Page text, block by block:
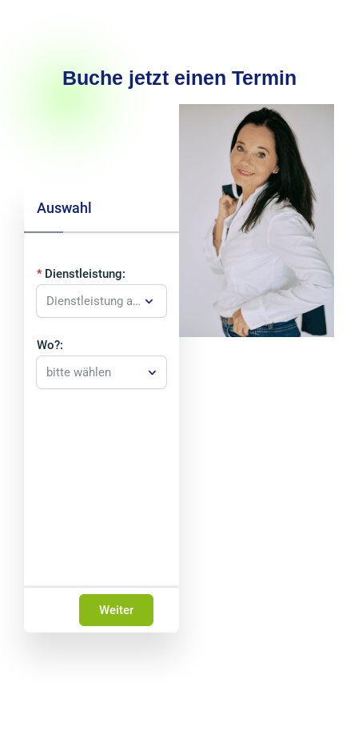
Buche jetzt einen Termin
Auswahl
Dienstleistung:
Wo?:
bitte wählen
Weiter